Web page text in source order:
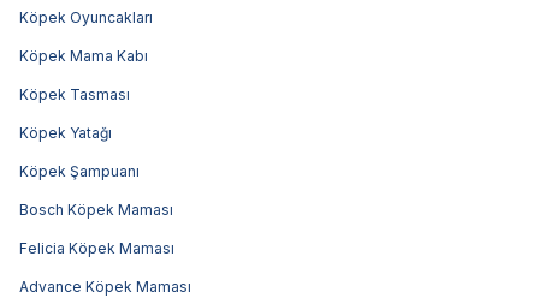
Köpek Oyuncakları
Köpek Mama Kabı
Köpek Tasması
Köpek Yatağı
Köpek Şampuanı
Bosch Köpek Maması
Felicia Köpek Maması
Advance Köpek Maması